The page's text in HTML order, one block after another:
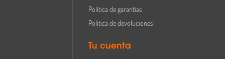
Política de garantías
Política de devoluciones
Tu cuenta